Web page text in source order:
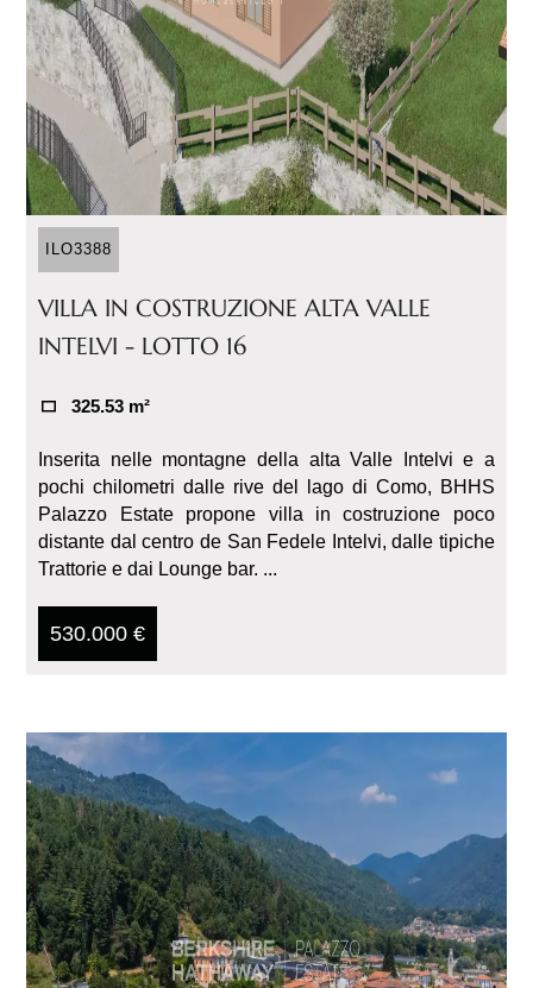
ILO3388
VILLA IN COSTRUZIONE ALTA VALLE
INTELVI - LOTTO 16
325.53 m²
Inserita nelle montagne della alta Valle Intelvi e a
pochi chilometri dalle rive del lago di Como, BHHS
Palazzo Estate propone villa in costruzione poco
distante dal centro de San Fedele Intelvi, dalle tipiche
Trattorie e dai Lounge bar. ...
530.000 €